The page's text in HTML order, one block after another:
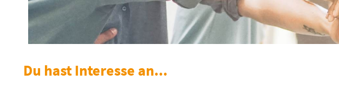
Du hast Interesse an...